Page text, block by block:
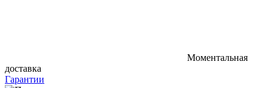
Моментальная
доставка
Гарантии